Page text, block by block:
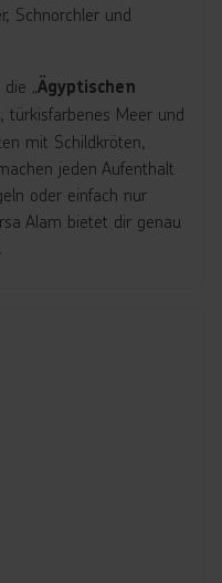
Schnorchler und
„Ägyptischen
türkisfarbenes Meer und
mit Schildkröten,
jeden Aufenthalt
oder einfach nur
Alam bietet dir genau